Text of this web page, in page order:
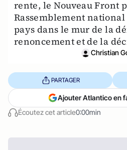
rente, le Nouveau Front
Rassemblement
pays dans le mur de la
renoncement et de la
Christian
Écoutez cet article0:00min
PARTAGER
Ajouter Atlantico en